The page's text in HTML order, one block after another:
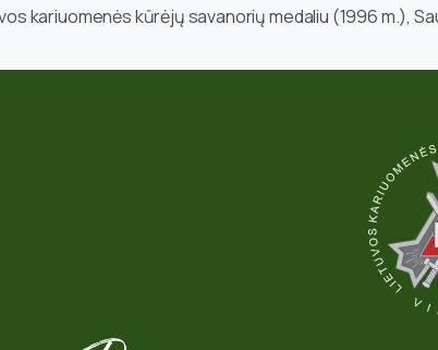
kariuomenės kūrėjų savanorių medaliu (1996 m.),